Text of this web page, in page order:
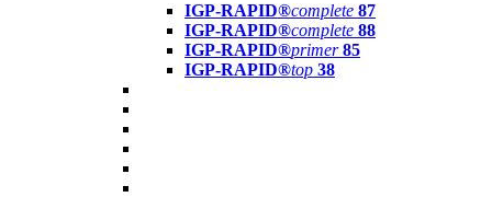
IGP-RAPID®complete 87
IGP-RAPID®complete 88
IGP-RAPID®primer 85
IGP-RAPID®top 38